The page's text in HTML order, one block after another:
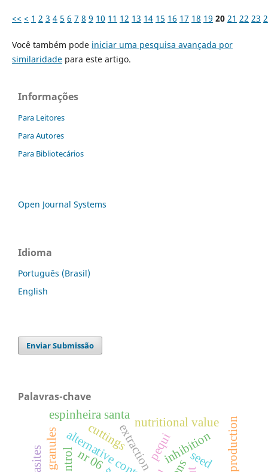
<< < 1 2 3 4 5 6 7 8 9 10 11 12 13 14 15 16 17 18 19 20 21 22 23
Você também pode iniciar uma pesquisa avançada por
similaridadepara este artigo.
Informações
Para Leitores
Para Autores
Para Bibliotecários
Open Journal Systems
Idioma
Português (Brasil)
English
Enviar Submissão
Palavras-chave
inhibition
alternative control
extractionnutritional value
pequi
espinheira santa
seed
cuttings
nr 06